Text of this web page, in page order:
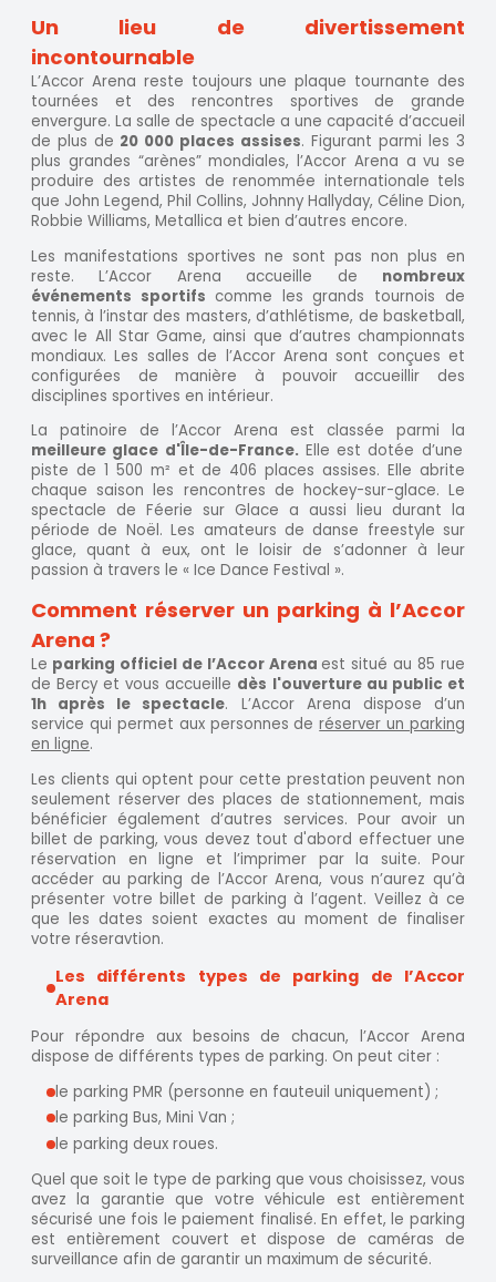
Un lieu de divertissement
incontournable
L’Accor Arena reste toujours une plaque tournante des
tournées et des rencontres sportives de grande
envergure. La salle de spectacle a une capacité d’accueil
de plus de 20 000 places assises. Figurant parmi les 3
plus grandes “arènes” mondiales, l’Accor Arena a vu se
produire des artistes de renommée internationale tels
que John Legend, Phil Collins, Johnny Hallyday, Céline Dion,
Robbie Williams, Metallica et bien d’autres encore.
Les manifestations sportives ne sont pas non plus en
reste. L’Accor Arena accueille de nombreux
événements sportifs comme les grands tournois de
tennis, à l’instar des masters, d’athlétisme, de basketball,
avec le All Star Game, ainsi que d’autres championnats
mondiaux. Les salles de l’Accor Arena sont conçues et
configurées de manière à pouvoir accueillir des
disciplines sportives en intérieur.
La patinoire de l’Accor Arena est classée parmi la
meilleure glace d'Île-de-France. Elle est dotée d’une
piste de 1 500 m² et de 406 places assises. Elle abrite
chaque saison les rencontres de hockey-sur-glace. Le
spectacle de Féerie sur Glace a aussi lieu durant la
période de Noël. Les amateurs de danse freestyle sur
glace, quant à eux, ont le loisir de s’adonner à leur
passion à travers le « Ice Dance Festival ».
Comment réserver un parking à l’Accor
Arena ?
Le parking officiel de l’Accor Arena est situé au 85 rue
de Bercy et vous accueille dès l'ouverture au public et
1h après le spectacle. L’Accor Arena dispose d’un
service qui permet aux personnes deréserver un parking
en ligne.
Les clients qui optent pour cette prestation peuvent non
seulement réserver des places de stationnement, mais
bénéficier également d’autres services. Pour avoir un
billet de parking, vous devez tout d'abord effectuer une
réservation en ligne et l’imprimer par la suite. Pour
accéder au parking de l’Accor Arena, vous n’aurez qu’à
présenter votre billet de parking à l’agent. Veillez à ce
que les dates soient exactes au moment de finaliser
votre réseravtion.
Les différents types de parking de l’Accor
Arena
Pour répondre aux besoins de chacun, l’Accor Arena
dispose de différents types de parking. On peut citer :
le parking PMR (personne en fauteuil uniquement) ;
le parking Bus, Mini Van ;
le parking deux roues.
Quel que soit le type de parking que vous choisissez, vous
avez la garantie que votre véhicule est entièrement
sécurisé une fois le paiement finalisé. En effet, le parking
est entièrement couvert et dispose de caméras de
surveillance afin de garantir un maximum de sécurité.